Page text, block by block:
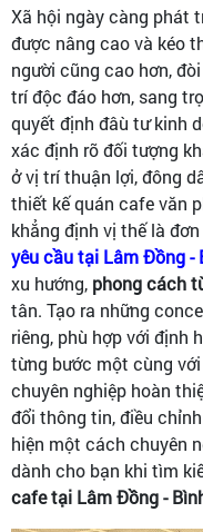
Xã hội ngày càng phát
được nâng cao và kéo
người cũng cao hơn,
trí độc đáo hơn, sang
quyết định đâù tư kinh
xác định rõ đối tượng
ở vị trí thuận lợi, đông
thiết kế quán cafe văn
khẳng định vị thế là
yêu cầu tại Lâm Đồng -
xu hướng, phong cách
tân. Tạo ra những
riêng, phù hợp với định
từng bước một cùng
chuyên nghiệp hoàn
đổi thông tin, điều
hiện một cách chuyên
dành cho bạn khi tìm
cafe tại Lâm Đồng -